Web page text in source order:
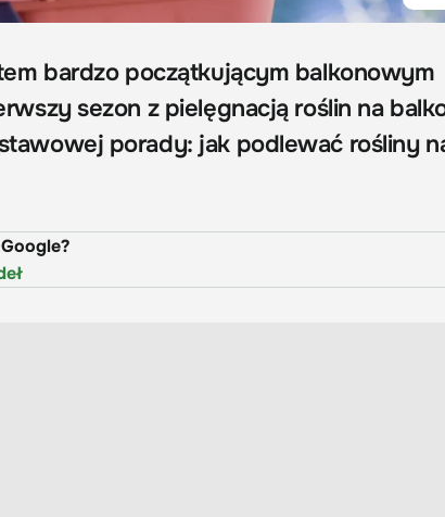
bardzo początkującym balkonowym
sezon z pielęgnacją roślin na
porady: jak podlewać rośliny